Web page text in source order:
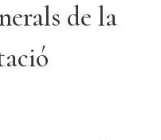
de la